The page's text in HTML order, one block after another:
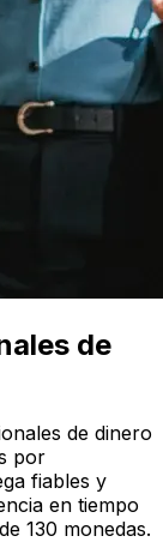
de
de dinero
por
fiables y
en tiempo
130 monedas.